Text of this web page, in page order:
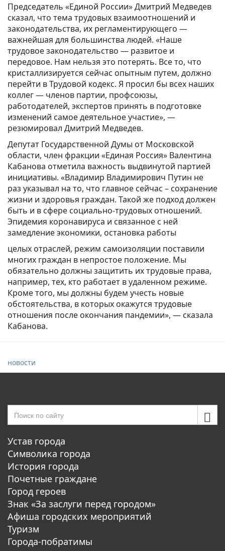
Председатель «Единой России» Дмитрий Медведев
сказал, что тема трудовых взаимоотношений и
законодательства, их регламентирующего —
важнейшая для большинства людей. «Наше
трудовое законодательство — развитое и
передовое. Нам нельзя это потерять. Все то, что
кристаллизируется сейчас опытным путем, должно
перейти в Трудовой кодекс. Я просил бы всех наших
коллег — членов партии, профсоюзы,
работодателей, экспертов принять в подготовке
изменений самое деятельное участие», —
резюмировал Дмитрий Медведев.
Депутат Государственной Думы от Московской
области, член фракции «Единая Россия» Валентина
Кабанова отметила важность выдвинутой партией
инициативы. «Владимир Владимирович Путин не
раз указывал на то, что главное сейчас – сохранение
жизни и здоровья граждан. Такой же подход должен
быть и в сфере социально-трудовых отношений.
Эпидемия коронавируса и связанное с ней
замедление экономики, остановка работы
целых отраслей, режим самоизоляции поставили
многих граждан в непростое положение. Мы
обязательно должны защитить их трудовые права,
например, тех, кто работает в удаленном режиме.
Кроме того, мы должны будем учесть новые
обстоятельства, в которых окажутся трудовые
отношения после окончания пандемии», — сказала
Кабанова.
новости
Устав города
Символика города
История города
Почетные граждане
Город героев
Знак «За заслуги перед городом»
Афиша городских мероприятий
Туризм
Города-побратимы